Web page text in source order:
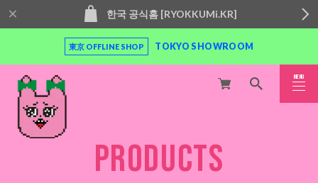
한국 공식홈 [RYOKKUMi.KR]
東京 OFFLINE SHOP TOKYO SHOWROOM
MENU
CLOSE
PRODUCTS